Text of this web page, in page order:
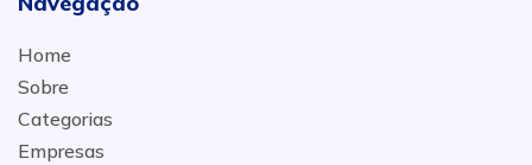
Home
Sobre
Categorias
Empresas